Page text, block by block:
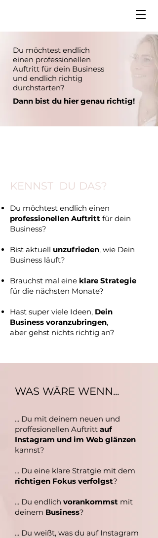
Du möchtest endlich
einen professionellen
Auftritt für dein Business
und endlich richtig
durchstarten?
Dann bist du hier genau richtig!
KENNST DU DAS?
Du möchtest endlich einen
professionellen Auftritt für dein
Business?
Bist aktuell unzufrieden, wie Dein
Business läuft?
Brauchst mal eine klare Strategie
für die nächsten Monate?
Hast super viele Ideen, Dein
Business voranzubringen,
aber gehst nichts richtig an?
WAS WÄRE WENN...
... Du mit deinem neuen und
proffesionellen Auftritt auf
Instagram und im Web glänzen
kannst?
... Du eine klare Stratgie mit dem
richtigen Fokus verfolgst?
... Du endlich vorankommst mit
deinem Business?
... Du weißt, was du auf Instagram